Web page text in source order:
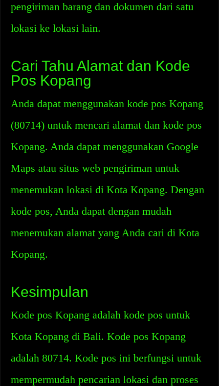
pengiriman barang dan dokumen dari satu
lokasi ke lokasi lain.
Cari Tahu Alamat dan Kode
Pos Kopang
Anda dapat menggunakan kode pos Kopang
(80714) untuk mencari alamat dan kode pos
Kopang. Anda dapat menggunakan Google
Maps atau situs web pengiriman untuk
menemukan lokasi di Kota Kopang. Dengan
kode pos, Anda dapat dengan mudah
menemukan alamat yang Anda cari di Kota
Kopang.
Kesimpulan
Kode pos Kopang adalah kode pos untuk
Kota Kopang di Bali. Kode pos Kopang
adalah 80714. Kode pos ini berfungsi untuk
mempermudah pencarian lokasi dan proses